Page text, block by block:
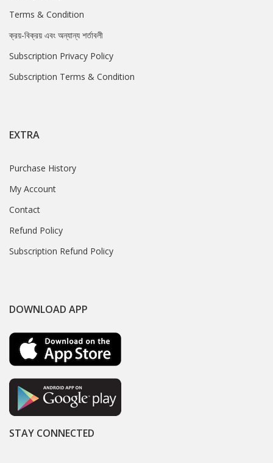
Terms & Condition
ক্রয়-বিক্রয় এবং অন্যান্য শর্তাবলী
Subscription Privacy Policy
Subscription Terms & Condition
EXTRA
Purchase History
My Account
Contact
Refund Policy
Subscription Refund Policy
DOWNLOAD APP
STAY CONNECTED